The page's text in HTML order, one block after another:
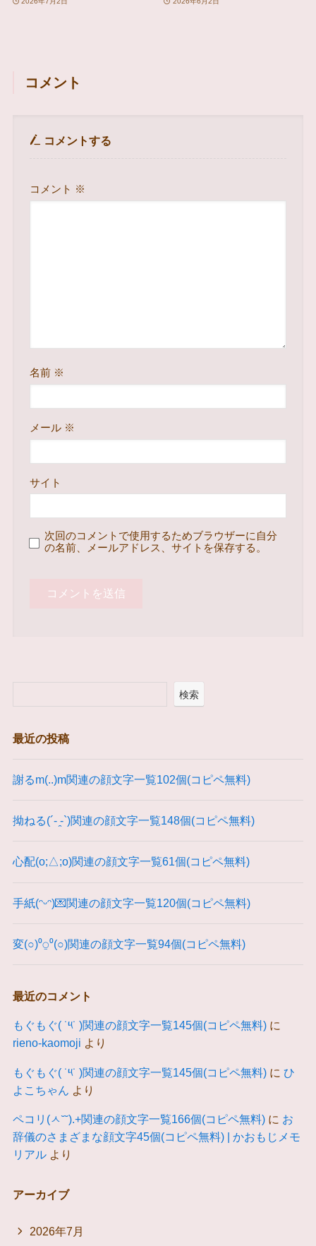
コメント
コメントする
コメント ※
名前 ※
メール ※
サイト
次回のコメントで使用するためブラウザーに自分
の名前、メールアドレス、サイトを保存する。
検索
最近の投稿
謝るm(..)m関連の顔文字一覧102個(コピペ無料)
拗ねる(´- ̯-`)関連の顔文字一覧148個(コピペ無料)
心配(o;△;o)関連の顔文字一覧61個(コピペ無料)
手紙(ᵔᵕᵔ)💌関連の顔文字一覧120個(コピペ無料)
変(○)⁰⍜⁰(○)関連の顔文字一覧94個(コピペ無料)
最近のコメント
もぐもぐ( ˙༥˙ )関連の顔文字一覧145個(コピペ無料)に
rieno-kaomoji より
もぐもぐ( ˙༥˙ )関連の顔文字一覧145個(コピペ無料)に ひ
よこちゃん
より
ペコリ(ㅅ˘˘).+関連の顔文字一覧166個(コピペ無料)に お
辞儀のさまざまな顔文字45個(コピペ無料) | かおもじメモ
リアルより
アーカイブ
2026年7月